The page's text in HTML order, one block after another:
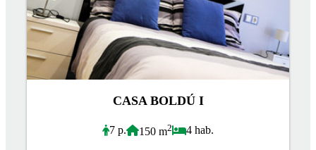
CASA BOLDÚ I
7 p. 150 m2 4 hab.